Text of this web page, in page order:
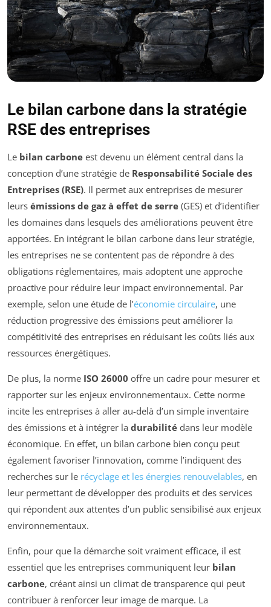
Le bilan carbone dans la stratégie
RSE des entreprises
Le bilan carbone est devenu un élément central dans la
conception d’une stratégie de Responsabilité Sociale des
Entreprises (RSE). Il permet aux entreprises de mesurer
leurs émissions de gaz à effet de serre (GES) et d’identifier
les domaines dans lesquels des améliorations peuvent être
apportées. En intégrant le bilan carbone dans leur stratégie,
les entreprises ne se contentent pas de répondre à des
obligations réglementaires, mais adoptent une approche
proactive pour réduire leur impact environnemental. Par
exemple, selon une étude de l’économie circulaire, une
réduction progressive des émissions peut améliorer la
compétitivité des entreprises en réduisant les coûts liés aux
ressources énergétiques.
De plus, la norme ISO 26000 offre un cadre pour mesurer et
rapporter sur les enjeux environnementaux. Cette norme
incite les entreprises à aller au-delà d’un simple inventaire
des émissions et à intégrer la durabilité dans leur modèle
économique. En effet, un bilan carbone bien conçu peut
également favoriser l’innovation, comme l’indiquent des
recherches sur le récyclage et les énergies renouvelables, en
leur permettant de développer des produits et des services
qui répondent aux attentes d’un public sensibilisé aux enjeux
environnementaux.
Enfin, pour que la démarche soit vraiment efficace, il est
essentiel que les entreprises communiquent leur bilan
carbone, créant ainsi un climat de transparence qui peut
contribuer à renforcer leur image de marque. La